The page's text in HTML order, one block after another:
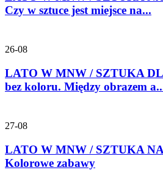
Czy w sztuce jest miejsce na...
26-08
LATO W MNW / SZTUKA
bez koloru. Między obrazem
27-08
LATO W MNW / SZTUKA
Kolorowe zabawy